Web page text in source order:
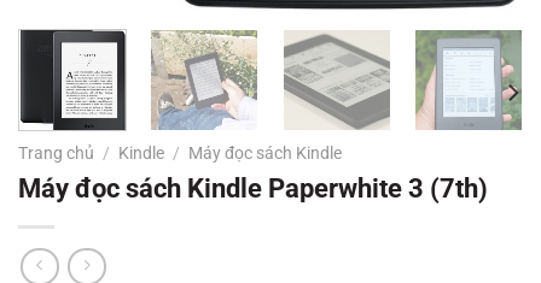
Trang chủ / Kindle / Máy đọc sách Kindle
Máy đọc sách Kindle Paperwhite 3 (7th)